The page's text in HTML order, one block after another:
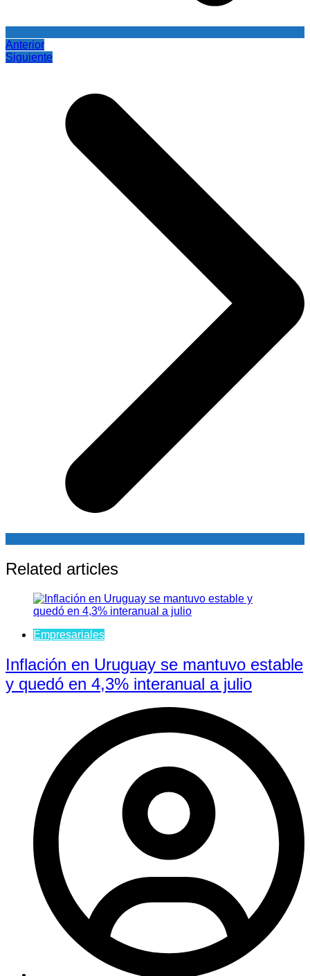
Anterior
Siguiente
Related articles
Empresariales
Inflación en Uruguay se mantuvo estable
y quedó en 4,3% interanual a julio